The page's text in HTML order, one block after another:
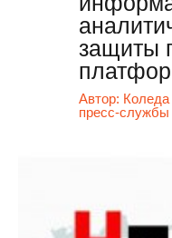
защиты
Автор:
пресс-